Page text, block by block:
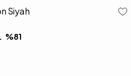
Siyah
%81